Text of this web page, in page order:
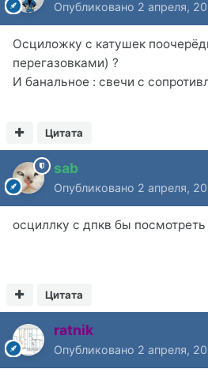
Опубликовано 2 апреля,
Осциложку с катушек
перегазовками) ?
И банальное : свечи с
Цитата
sab
Опубликовано 2 апреля,
осциллку с дпкв бы посмотреть
Цитата
ratnik
Опубликовано 2 апреля,